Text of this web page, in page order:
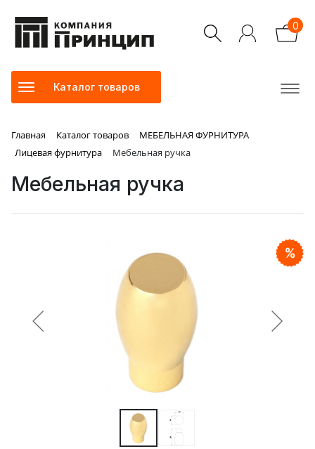
0
Каталог товаров
Главная Каталог товаров
МЕБЕЛЬНАЯ ФУРНИТУРА
Лицевая фурнитура
Мебельная ручка
Мебельная ручка